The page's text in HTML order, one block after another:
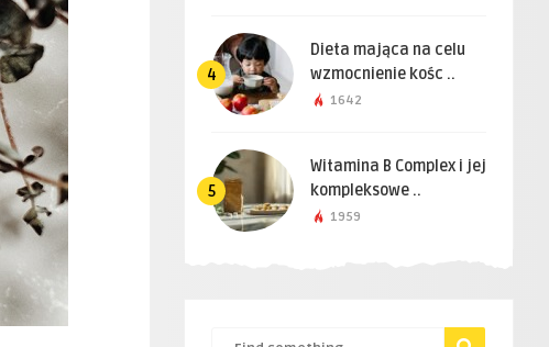
4
Dieta mająca na celu
wzmocnienie kośc ..
1642
5
Witamina B Complex i jej
kompleksowe ..
1959